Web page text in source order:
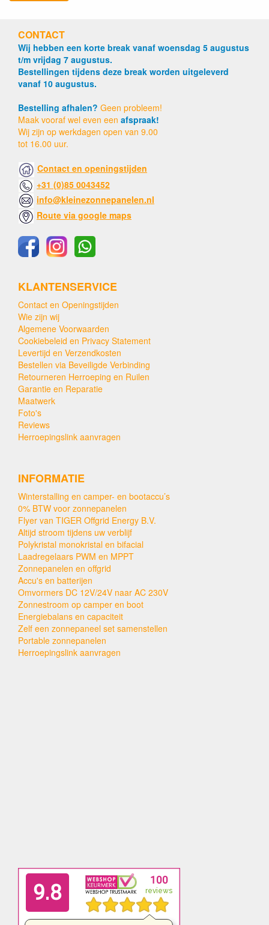
CONTACT
Wij hebben een korte break vanaf woensdag 5 augustus
t/m vrijdag 7 augustus.
Bestellingen tijdens deze break worden uitgeleverd
vanaf 10 augustus.
Bestelling afhalen? Geen probleem!
Maak vooraf wel even een afspraak!
Wij zijn op werkdagen open van 9.00
tot 16.00 uur.
Contact en openingstijden
+31 (0)85 0043452
info@kleinezonnepanelen.nl
Route via google maps
KLANTENSERVICE
Contact en Openingstijden
Wie zijn wij
Algemene Voorwaarden
Cookiebeleid en Privacy Statement
Levertijd en Verzendkosten
Bestellen via Beveiligde Verbinding
Retourneren Herroeping en Ruilen
Garantie en Reparatie
Maatwerk
Foto's
Reviews
Herroepingslink aanvragen
INFORMATIE
Winterstalling en camper- en bootaccu’s
0% BTW voor zonnepanelen
Flyer van TIGER Offgrid Energy B.V.
Altijd stroom tijdens uw verblijf
Polykristal monokristal en bifacial
Laadregelaars PWM en MPPT
Zonnepanelen en offgrid
Accu's en batterijen
Omvormers DC 12V/24V naar AC 230V
Zonnestroom op camper en boot
Energiebalans en capaciteit
Zelf een zonnepaneel set samenstellen
Portable zonnepanelen
Herroepingslink aanvragen